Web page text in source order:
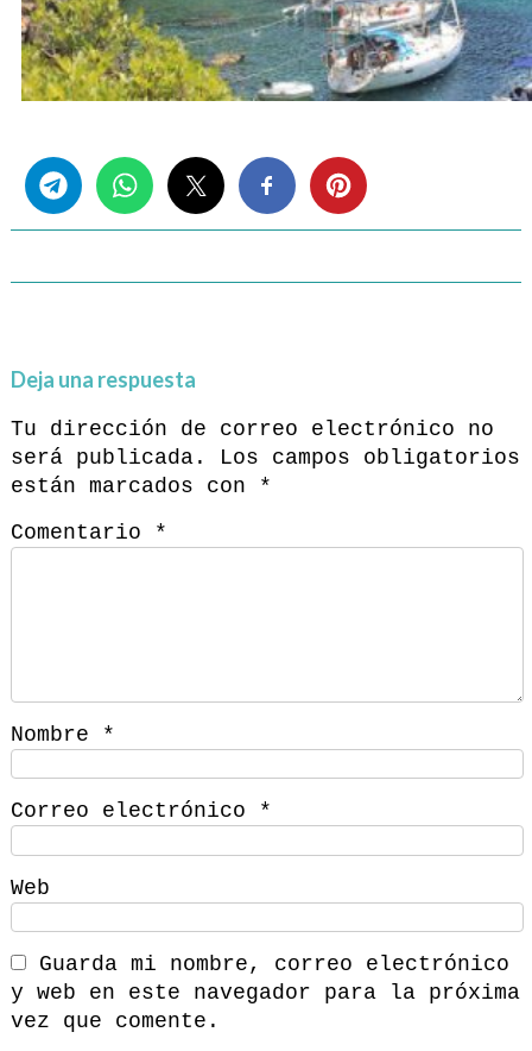
Deja una respuesta
Tu dirección de correo electrónico no
será publicada.
Los campos obligatorios
están marcados con
*
Comentario
*
Nombre *
Correo electrónico *
Web
Guarda mi nombre, correo electrónico
y web en este navegador para la próxima
vez que comente.